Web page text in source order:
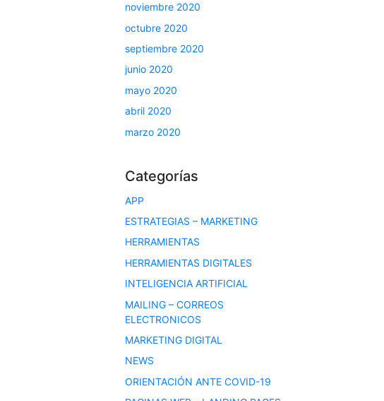
noviembre 2020
octubre 2020
septiembre 2020
junio 2020
mayo 2020
abril 2020
marzo 2020
Categorías
APP
ESTRATEGIAS – MARKETING
HERRAMIENTAS
HERRAMIENTAS DIGITALES
INTELIGENCIA ARTIFICIAL
MAILING – CORREOS
ELECTRONICOS
MARKETING DIGITAL
NEWS
ORIENTACIÓN ANTE COVID-19